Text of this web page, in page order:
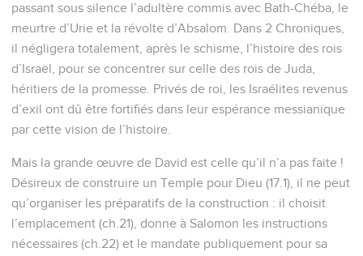
passant sous silence l’adultère commis avec Bath-Chéba, le
meurtre d’Urie et la révolte d’Absalom. Dans 2 Chroniques,
il négligera totalement, après le schisme, l’histoire des rois
d’Israël, pour se concentrer sur celle des rois de Juda,
héritiers de la promesse. Privés de roi, les Israélites revenus
d’exil ont dû être fortifiés dans leur espérance messianique
par cette vision de l’histoire.
Mais la grande œuvre de David est celle qu’il n’a pas faite !
Désireux de construire un Temple pour Dieu (17.1), il ne peut
qu’organiser les préparatifs de la construction : il choisit
l’emplacement (ch.21), donne à Salomon les instructions
nécessaires (ch.22) et le mandate publiquement pour sa